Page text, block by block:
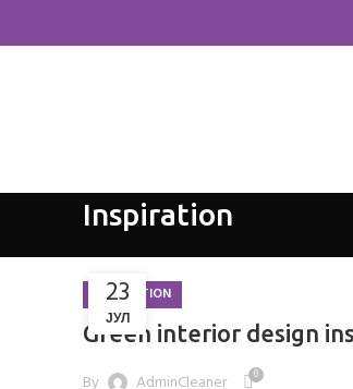
Inspiration
23
ЈУЛ
INSPIRATION
Green interior design
By AdminCleaner 0